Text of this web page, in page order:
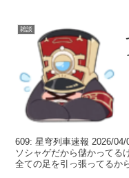
雑談
609: 星穹列車速報 2026/
ソシャゲだから儲かってる
全ての足を引っ張ってるか